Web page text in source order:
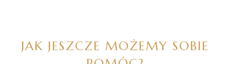
JAK JESZCZE MOŻEMY SOBIE